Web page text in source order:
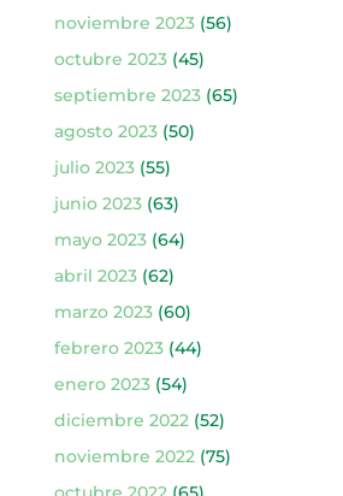
noviembre 2023(56)
octubre 2023(45)
septiembre 2023(65)
agosto 2023(50)
julio 2023(55)
junio 2023(63)
mayo 2023(64)
abril 2023(62)
marzo 2023(60)
febrero 2023(44)
enero 2023(54)
diciembre 2022(52)
noviembre 2022(75)